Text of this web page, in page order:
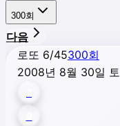
300회
다음
로또 6/45300회
2008년 8월 30일 토